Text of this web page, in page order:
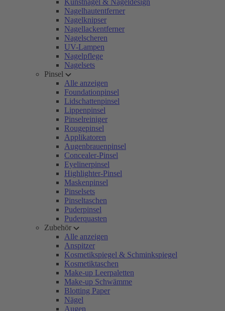
Kunstnägel & Nageldesign
Nagelhautentferner
Nagelknipser
Nagellackentferner
Nagelscheren
UV-Lampen
Nagelpflege
Nagelsets
Pinsel
Alle anzeigen
Foundationpinsel
Lidschattenpinsel
Lippenpinsel
Pinselreiniger
Rougepinsel
Applikatoren
Augenbrauenpinsel
Concealer-Pinsel
Eyelinerpinsel
Highlighter-Pinsel
Maskenpinsel
Pinselsets
Pinseltaschen
Puderpinsel
Puderquasten
Zubehör
Alle anzeigen
Anspitzer
Kosmetikspiegel & Schminkspiegel
Kosmetiktaschen
Make-up Leerpaletten
Make-up Schwämme
Blotting Paper
Nägel
Augen